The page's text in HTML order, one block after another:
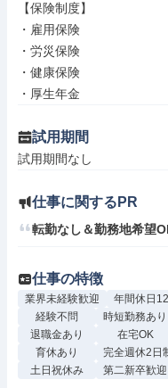
【保険制度】
・雇用保険
・労災保険
・健康保険
・厚生年金
試用期間
試用期間なし
仕事に関するPR
転勤なし＆勤務地希望
仕事の特徴
業界未経験歓迎 年間休日
経験不問
時短勤務あり
退職金あり
在宅OK
育休あり
完全週休2日
土日祝休み
第二新卒歓迎